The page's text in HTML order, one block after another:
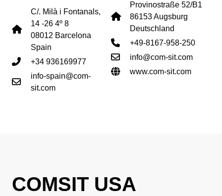
C/. Milà i Fontanals,
14 -26 4º 8
08012 Barcelona
Spain
+34 936169977
info-spain@com-
sit.com
Provinostraße 52/B1
86153 Augsburg
Deutschland
+49-8167-958-250
info@com-sit.com
www.com-sit.com
COMSIT USA